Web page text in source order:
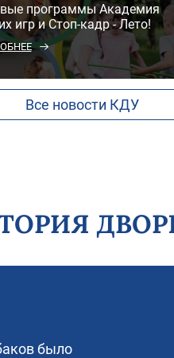
программы Академия
игр и Стоп-кадр - Лето!
Все новости КДУ
было